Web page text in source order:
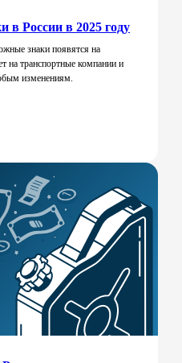
в России в 2025 году
знаки появятся на
на транспортные компании и
изменениям.